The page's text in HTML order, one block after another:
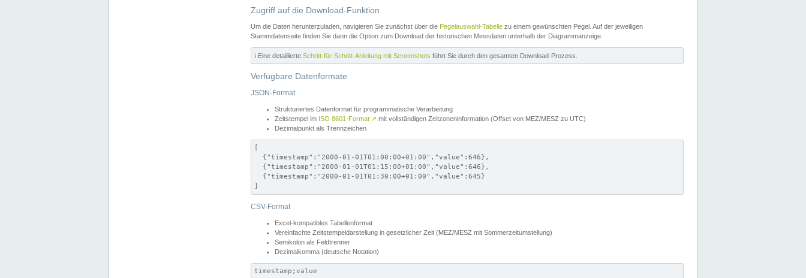
Zugriff auf die Download-Funktion
Um die Daten herunterzuladen, navigieren Sie zunächst über die Pegelauswahl-Tabelle zu einem gewünschten Pegel. Auf der jeweiligen
Stammdatenseite finden Sie dann die Option zum Download der historischen Messdaten unterhalb der Diagrammanzeige.
ℹ️ Eine detaillierte Schritt-für-Schritt-Anleitung mit Screenshots führt Sie durch den gesamten Download-Prozess.
Verfügbare Datenformate
JSON-Format
Strukturiertes Datenformat für programmatische Verarbeitung
Zeitstempel im ISO 8601-Format ↗ mit vollständigen Zeitzoneninformation (Offset von MEZ/MESZ zu UTC)
Dezimalpunkt als Trennzeichen
[
  {"timestamp":"2000-01-01T01:00:00+01:00","value":646},
  {"timestamp":"2000-01-01T01:15:00+01:00","value":646},
  {"timestamp":"2000-01-01T01:30:00+01:00","value":645}
]
CSV-Format
Excel-kompatibles Tabellenformat
Vereinfachte Zeitstempeldarstellung in gesetzlicher Zeit (MEZ/MESZ mit Sommerzeitumstellung)
Semikolon als Feldtrenner
Dezimalkomma (deutsche Notation)
timestamp;value